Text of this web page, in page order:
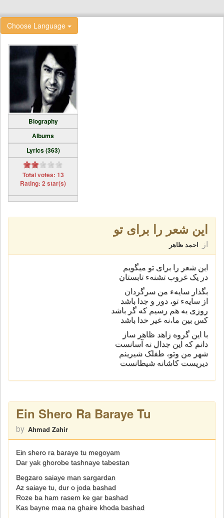
Choose Language
Biography
Albums
Lyrics (363)
Total votes: 13
Rating: 2 star(s)
این شعر را برای تو
از احمد ظاهر
این شعر را برای تو میگویم
در یک غروب تشنهء تابستان
بگذار سایهء من سرگردان
از سایهء تو، دور و جدا باشد
روزی به هم رسیم که گر باشد
کس بین ما،نه غیر خدا باشد
با این گروه زاهد ظاهر ساز
دانم که این جدال نه آسانست
شهر من وتو، طفلک شیرینم
دیریست کاشانه شیطانست
Ein Shero Ra Baraye Tu
by Ahmad Zahir
Ein shero ra baraye tu megoyam
Dar yak ghorobe tashnaye tabestan
Begzaro saiaye man sargardan
Az saiaye tu, dur o joda bashad
Roze ba ham rasem ke gar bashad
Kas bayne maa na ghaire khoda bashad